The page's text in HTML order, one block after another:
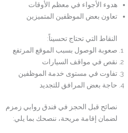
هدوء الأجواء في معظم الأوقات
تعاون بعض الموظفين المتميزين
النقاط التي تحتاج تحسيناً:
صعوبة الوصول بسبب الموقع المرتفع
نقص في مواقف السيارات
تفاوت في مستوى خدمة الموظفين
حاجة بعض المرافق للتجديد
نصائح قبل الحجز في فندق روابي زمزم
لضمان إقامة مريحة، ننصحك بما يلي: